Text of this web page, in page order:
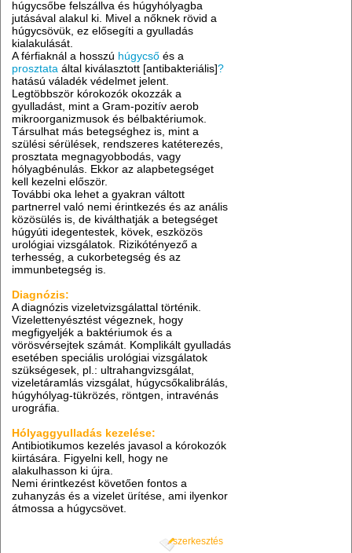
húgycsőbe felszállva és húgyhólyagba
jutásával alakul ki. Mivel a nőknek rövid a
húgycsövük, ez elősegíti a gyulladás
kialakulását.
A férfiaknál a hosszú húgycső és a
prosztata által kiválasztott [antibakteriális]?
hatású váladék védelmet jelent.
Legtöbbször kórokozók okozzák a
gyulladást, mint a Gram-pozitív aerob
mikroorganizmusok és bélbaktériumok.
Társulhat más betegséghez is, mint a
szülési sérülések, rendszeres katéterezés,
prosztata megnagyobbodás, vagy
hólyagbénulás. Ekkor az alapbetegséget
kell kezelni először.
További oka lehet a gyakran váltott
partnerrel való nemi érintkezés és az anális
közösülés is, de kiválthatják a betegséget
húgyúti idegentestek, kövek, eszközös
urológiai vizsgálatok. Rizikótényező a
terhesség, a cukorbetegség és az
immunbetegség is.
Diagnózis:
A diagnózis vizeletvizsgálattal történik.
Vizelettenyésztést végeznek, hogy
megfigyeljék a baktériumok és a
vörösvérsejtek számát. Komplikált gyulladás
esetében speciális urológiai vizsgálatok
szükségesek, pl.: ultrahangvizsgálat,
vizeletáramlás vizsgálat, húgycsőkalibrálás,
húgyhólyag-tükrözés, röntgen, intravénás
urográfia.
Hólyaggyulladás kezelése:
Antibiotikumos kezelés javasol a kórokozók
kiirtására. Figyelni kell, hogy ne
alakulhasson ki újra.
Nemi érintkezést követően fontos a
zuhanyzás és a vizelet ürítése, ami ilyenkor
átmossa a húgycsövet.
szerkesztés